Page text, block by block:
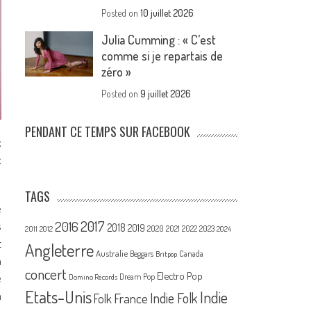
Posted on10 juillet 2026
Julia Cumming : « C’est
comme si je repartais de
zéro »
Posted on9 juillet 2026
PENDANT CE TEMPS SUR FACEBOOK
TAGS
2011 2012 20162017 2018 2019 2020 2021 2022 2023 2024
Angleterre Australie Beggars Britpop Canada
concert Domino Records Dream Pop Electro Pop
Etats-UnisFolk France Indie FolkIndie